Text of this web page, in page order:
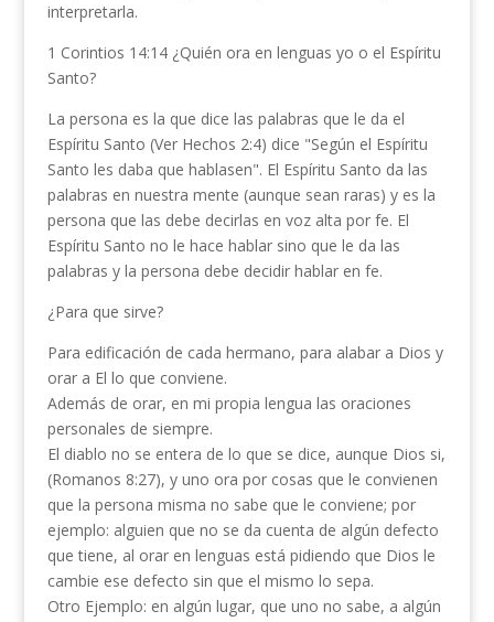
interpretarla.
1 Corintios 14:14 ¿Quién ora en lenguas yo o el Espíritu
Santo?
La persona es la que dice las palabras que le da el
Espíritu Santo (Ver Hechos 2:4) dice "Según el Espíritu
Santo les daba que hablasen". El Espíritu Santo da las
palabras en nuestra mente (aunque sean raras) y es la
persona que las debe decirlas en voz alta por fe. El
Espíritu Santo no le hace hablar sino que le da las
palabras y la persona debe decidir hablar en fe.
¿Para que sirve?
Para edificación de cada hermano, para alabar a Dios y
orar a El lo que conviene.
Además de orar, en mi propia lengua las oraciones
personales de siempre.
El diablo no se entera de lo que se dice, aunque Dios si,
(Romanos 8:27), y uno ora por cosas que le convienen
que la persona misma no sabe que le conviene; por
ejemplo: alguien que no se da cuenta de algún defecto
que tiene, al orar en lenguas está pidiendo que Dios le
cambie ese defecto sin que el mismo lo sepa.
Otro Ejemplo: en algún lugar, que uno no sabe, a algún